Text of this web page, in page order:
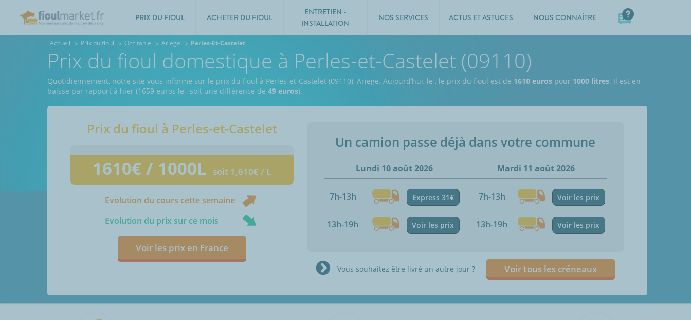
PRIX DU FIOUL ACHETER DU FIOUL
ENTRETIEN -
INSTALLATION
NOS SERVICES ACTUS ET ASTUCES NOUS CONNAÎTRE
Accueil Prix du fioul Occitanie Ariege Perles-Et-Castelet
Prix du fioul domestique à Perles-et-Castelet (09110)
Quotidiennement, notre site vous informe sur le prix du fioul à Perles-et-Castelet (09110), Ariege. Aujourd’hui, le , le prix du fioul est de 1610 euros pour 1000 litres. Il est en
baisse par rapport à hier (1659 euros le , soit une différence de 49 euros).
Prix du fioul à Perles-et-Castelet
1610€ / 1000L soit 1,610€ / L
Evolution du cours cette semaine
Evolution du prix sur ce mois
Voir les prix en France
Un camion passe déjà dans votre commune
Lundi 10 août 2026
7h-13h Express 31€
13h-19h Voir les prix
Mardi 11 août 2026
7h-13h Voir les prix
13h-19h Voir les prix
Vous souhaitez être livré un autre jour ? Voir tous les créneaux